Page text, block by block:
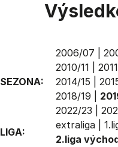
SEZONA:
2006/07
2010/11
2014/15
2018/19
2022/23
LIGA:
extraliga
2.liga